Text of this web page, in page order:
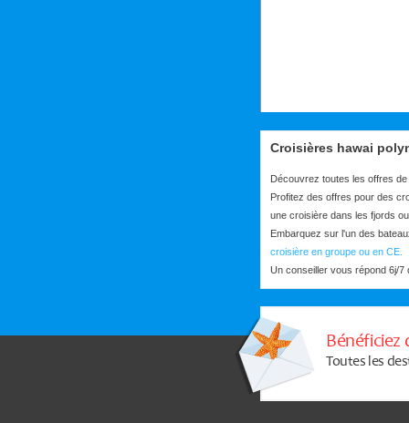
Croisières hawai
Découvrez toutes les offres
Profitez des offres pour des
une croisière dans les fjords
Embarquez sur l'un des
croisière en groupe ou en CE.
Un conseiller vous répond 6j/7
Bénéficiez
Toutes les